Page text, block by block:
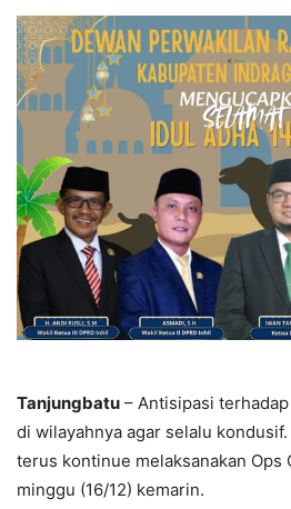
Tanjungbatu – Antisipasi
di wilayahnya agar selalu
terus kontinue melaksanakan Ops
minggu (16/12) kemarin.